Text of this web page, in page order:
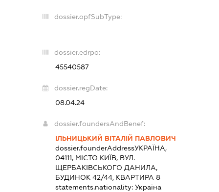
dossier.opfSubType:
-
dossier.edrpo:
45540587
dossier.regDate:
08.04.24
dossier.foundersAndBenef:
ІЛЬНИЦЬКИЙ ВІТАЛІЙ ПАВЛОВИЧ
dossier.founderAddressУКРАЇНА,
04111, МІСТО КИЇВ, ВУЛ.
ЩЕРБАКІВСЬКОГО ДАНИЛА,
БУДИНОК 42/44, КВАРТИРА 8
statements.nationality: Україна